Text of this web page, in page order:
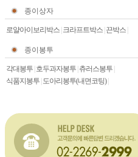
종이상자
로얄아이보리박스 크라프트박스 끈박스
종이봉투
각대봉투 호두과자봉투 츄러스봉투
식품지봉투 도아리봉투(내면코팅)|